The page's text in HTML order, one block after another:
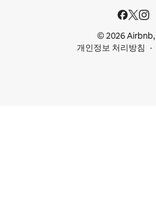
© 2026 Airbnb,
개인정보 처리방침